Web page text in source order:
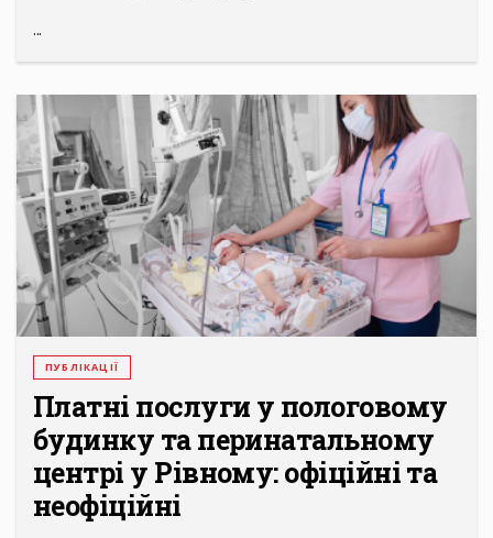
...
ПУБЛІКАЦІЇ
Платні послуги у пологовому
будинку та перинатальному
центрі у Рівному: офіційні та
неофіційні